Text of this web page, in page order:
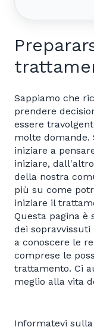
Sappiamo che
prendere
essere
molte domande.
iniziare a
iniziare,
della nostra
più su come
iniziare il
Questa pagina è
dei
a conoscere le
comprese le
trattamento. Ci
meglio alla vita
Informatevi